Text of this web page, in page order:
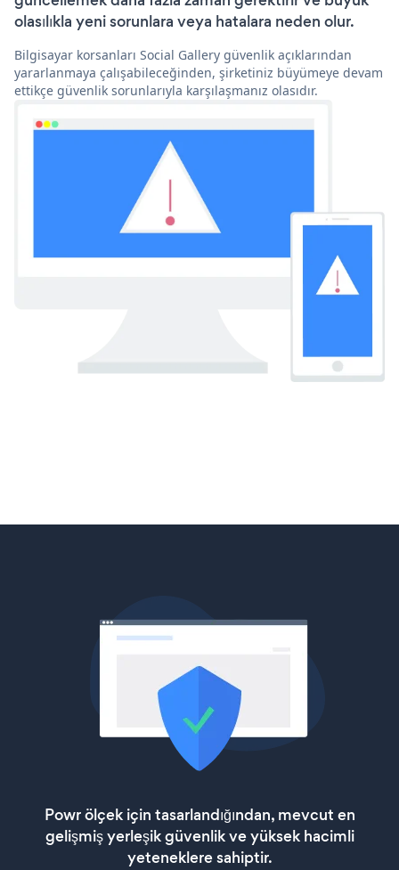
olasılıkla yeni sorunlara veya hatalara neden olur.
Bilgisayar korsanları Social Gallery güvenlik açıklarından
yararlanmaya çalışabileceğinden, şirketiniz büyümeye devam
ettikçe güvenlik sorunlarıyla karşılaşmanız olasıdır.
Powr ölçek için tasarlandığından, mevcut en
gelişmiş yerleşik güvenlik ve yüksek hacimli
yeteneklere sahiptir.